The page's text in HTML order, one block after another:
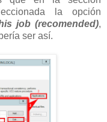
la opción
job (recomended),
ser así.